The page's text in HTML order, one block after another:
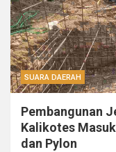
SUARA DAERAH
Pembangunan
Kalikotes
dan Pylon